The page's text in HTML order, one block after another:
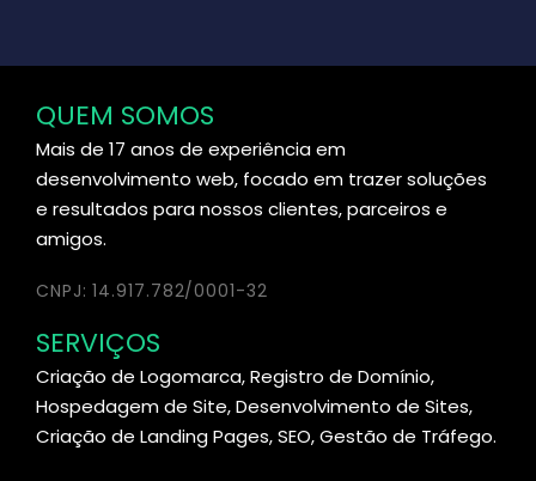
QUEM SOMOS
Mais de 17 anos de experiência em
desenvolvimento web, focado em trazer soluções
e resultados para nossos clientes, parceiros e
amigos.
CNPJ: 14.917.782/0001-32
SERVIÇOS
Criação de Logomarca, Registro de Domínio,
Hospedagem de Site, Desenvolvimento de Sites,
Criação de Landing Pages, SEO, Gestão de Tráfego.